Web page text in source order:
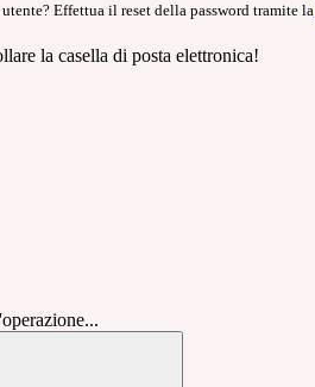
Effettua il reset della password tramite la
la casella di posta elettronica!